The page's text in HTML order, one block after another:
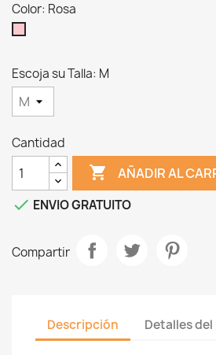
Color: Rosa
Escoja su Talla: M
Cantidad
 AÑADIR AL
 ENVIO GRATUITO
Compartir
Descripción Detalles